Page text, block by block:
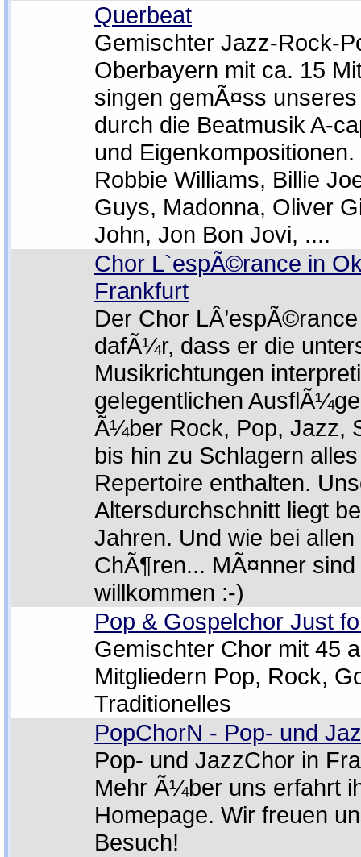
Querbeat
Gemischter Jazz-Rock-
Oberbayern mit ca. 15
singen gemÃ¤ss
durch die Beatmusik A-
und
Robbie Williams, Billie
Guys, Madonna, Oliver
John, Jon Bon Jovi, ....
Chor L`espÃ©rance in
Frankfurt
Der Chor
dafÃ¼r, dass er die
Musikrichtungen
gelegentlichen
Ã¼ber Rock, Pop, Jazz,
bis hin zu Schlagern
Repertoire enthalten.
Altersdurchschnitt liegt
Jahren. Und wie bei
ChÃ¶ren... MÃ¤nner
willkommen :-)
Pop & Gospelchor Just
Gemischter Chor mit 45
Mitgliedern Pop, Rock,
Traditionelles
PopChorN - Pop- und
Pop- und JazzChor in
Mehr Ã¼ber uns erfahrt
Homepage. Wir freuen
Besuch!